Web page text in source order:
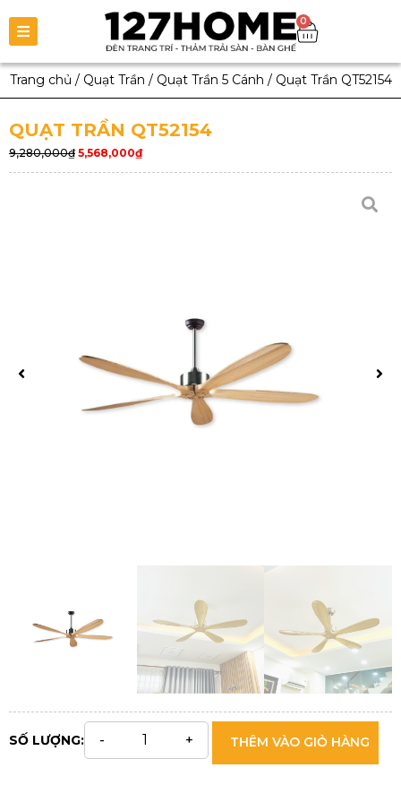
0
Trang chủ / Quạt Trần / Quạt Trần 5 Cánh / Quạt Trần QT52154
QUẠT TRẦN QT52154
9,280,000₫ 5,568,000₫
SỐ LƯỢNG: THÊM VÀO GIỎ HÀNG